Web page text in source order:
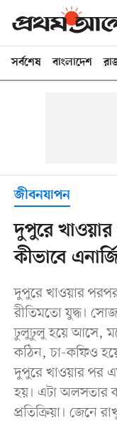
সর্বশেষ বাংলাদেশ
জীবনযাপন
দুপুরে
কীভাবে
দুপুরে খাওয়ার
রীতিমতো যুদ্ধ।
ঢুলুঢুলু হয়ে আসে,
কঠিন, চা-কফিও
দুপুরে খাওয়ার পর
হয়। এটা অলসতার
প্রতিক্রিয়া। জেনে